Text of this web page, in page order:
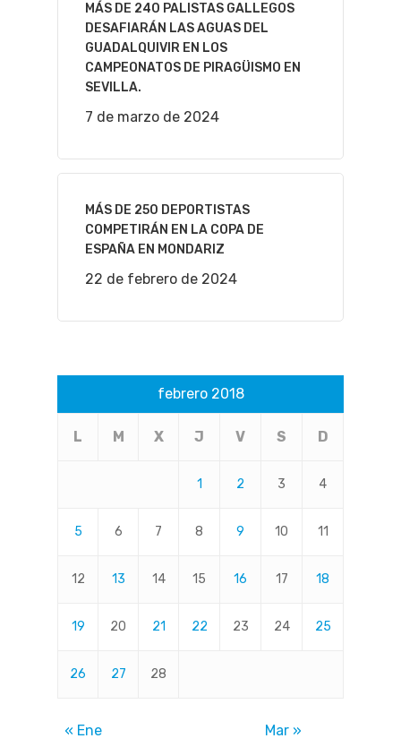
MÁS DE 240 PALISTAS GALLEGOS
DESAFIARÁN LAS AGUAS DEL
GUADALQUIVIR EN LOS
CAMPEONATOS DE PIRAGÜISMO EN
SEVILLA.
7 de marzo de 2024
MÁS DE 250 DEPORTISTAS
COMPETIRÁN EN LA COPA DE
ESPAÑA EN MONDARIZ
22 de febrero de 2024
febrero 2018
L M X J V S D
1 2 3 4
5 6 7 8 9 10 11
12 13 14 15 16 17 18
19 20 21 22 23 24 25
26 27 28
« Ene Mar »